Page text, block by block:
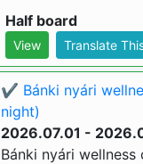
Half board
View Translate
✔️ Bánki nyári
night)
2026.07.01 -
Bánki nyári wellness